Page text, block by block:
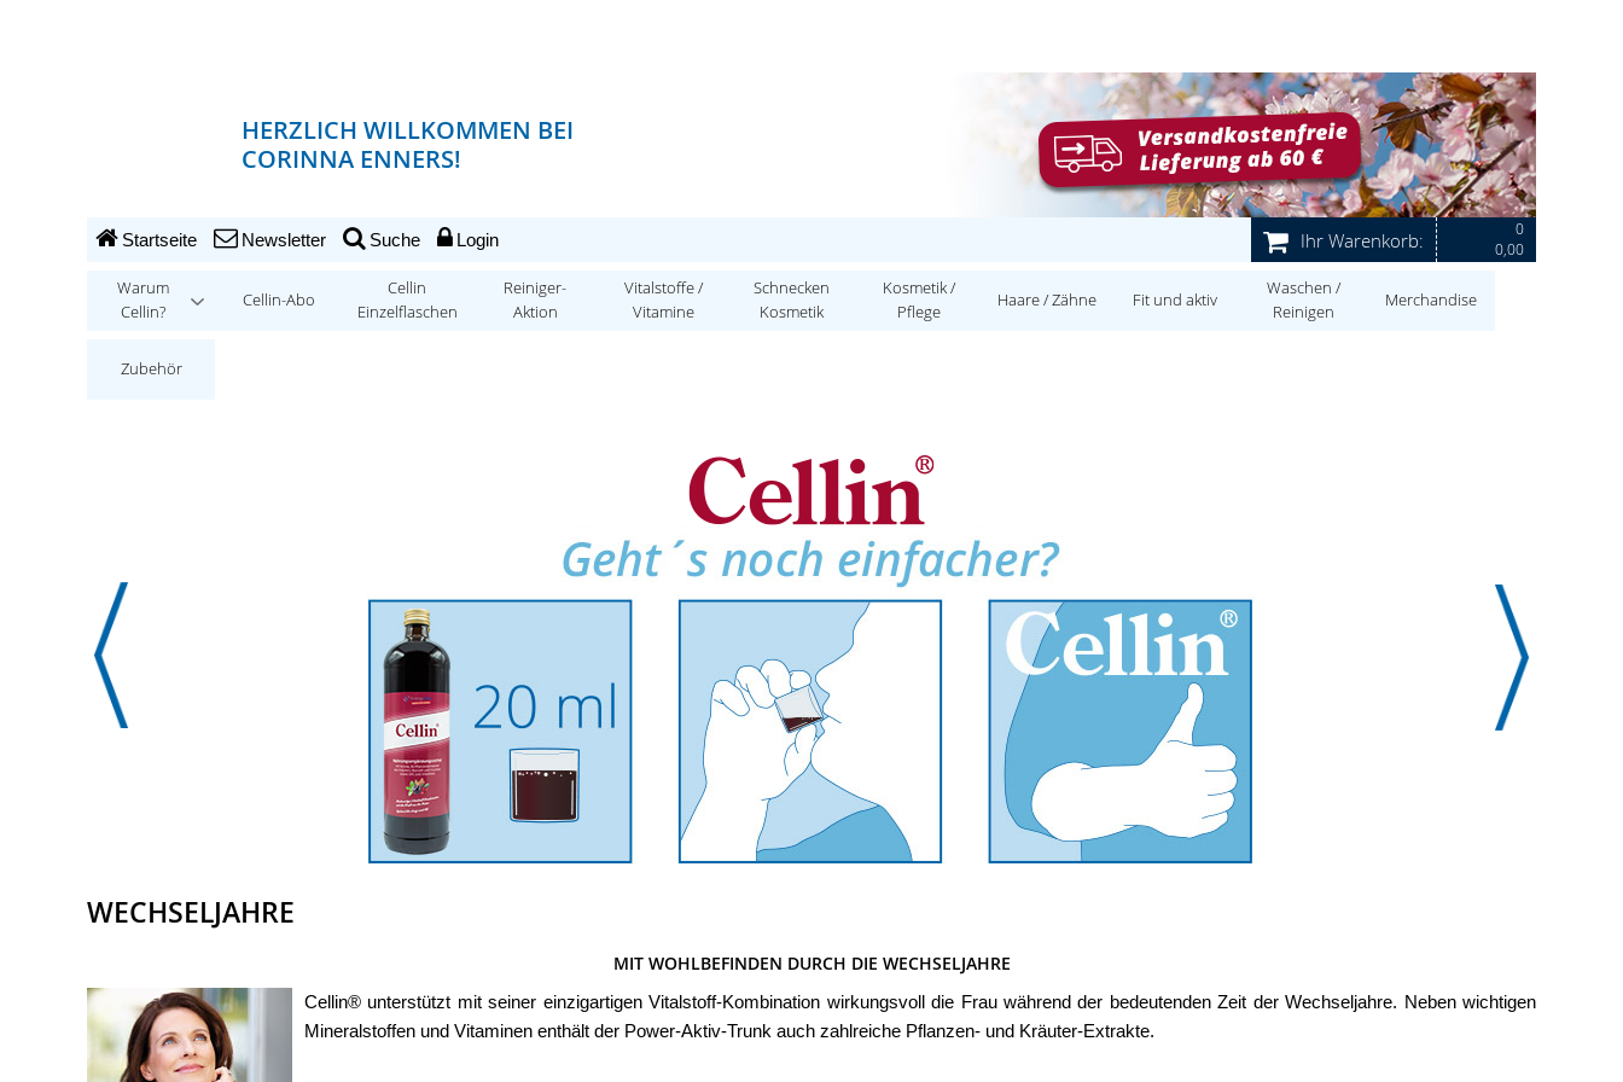
HERZLICH WILLKOMMEN BEI
CORINNA ENNERS!
Ihr Warenkorb:
0
0,00
Startseite Newsletter Suche Login
Warum
Cellin?
Cellin-Abo
Cellin
Einzelflaschen
Reiniger-
Aktion
Vitalstoffe /
Vitamine
Schnecken
Kosmetik
Kosmetik /
Pflege
Haare / Zähne Fit und aktiv
Waschen /
Reinigen
Merchandise
Zubehör
WECHSELJAHRE
MIT WOHLBEFINDEN DURCH DIE WECHSELJAHRE
Cellin® unterstützt mit seiner einzigartigen Vitalstoff-Kombination wirkungsvoll die Frau während der bedeutenden Zeit der Wechseljahre. Neben wichtigen
Mineralstoffen und Vitaminen enthält der Power-Aktiv-Trunk auch zahlreiche Pflanzen- und Kräuter-Extrakte.